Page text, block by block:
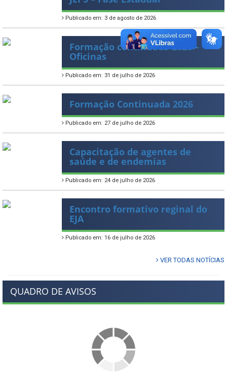
Publicado em: 3 de agosto de 2026
Formação continuada 2026 –
Oficinas
Publicado em: 31 de julho de 2026
Formação Continuada 2026
Publicado em: 27 de julho de 2026
Capacitação de agentes de
saúde e de endemias
Publicado em: 24 de julho de 2026
Encontro formativo reginal do
EJA
Publicado em: 16 de julho de 2026
VER TODAS NOTÍCIAS
QUADRO DE AVISOS